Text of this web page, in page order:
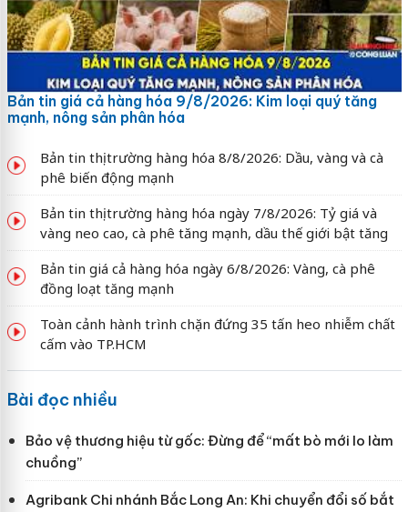
Bản tin giá cả hàng hóa 9/8/2026: Kim loại quý tăng
mạnh, nông sản phân hóa
Bản tin thị trường hàng hóa 8/8/2026: Dầu, vàng và cà
phê biến động mạnh
Bản tin thị trường hàng hóa ngày 7/8/2026: Tỷ giá và
vàng neo cao, cà phê tăng mạnh, dầu thế giới bật tăng
Bản tin giá cả hàng hóa ngày 6/8/2026: Vàng, cà phê
đồng loạt tăng mạnh
Toàn cảnh hành trình chặn đứng 35 tấn heo nhiễm chất
cấm vào TP.HCM
Bài đọc nhiều
Bảo vệ thương hiệu từ gốc: Đừng để “mất bò mới lo làm
chuồng”
Agribank Chi nhánh Bắc Long An: Khi chuyển đổi số bắt